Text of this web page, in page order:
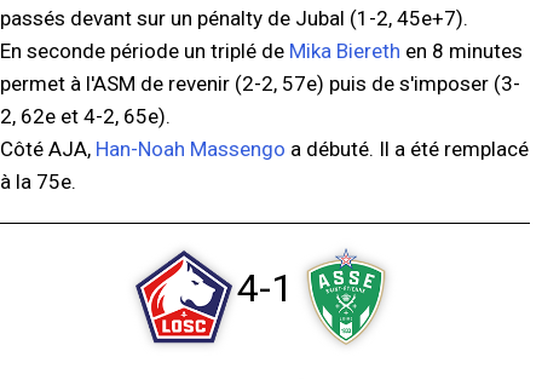
passés devant sur un pénalty de Jubal (1-2, 45e+7).
En seconde période un triplé de Mika Biereth en 8 minutes
permet à l'ASM de revenir (2-2, 57e) puis de s'imposer (3-
2, 62e et 4-2, 65e).
Côté AJA, Han-Noah Massengo a débuté. Il a été remplacé
à la 75e.
4-1